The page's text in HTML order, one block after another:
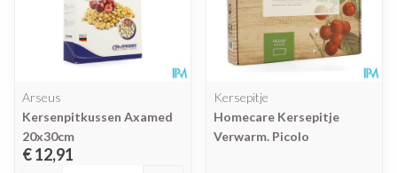
Arseus
Kersenpitkussen Axamed
20x30cm
€ 12,91
Kersepitje
Homecare Kersepitje
Verwarm. Picolo